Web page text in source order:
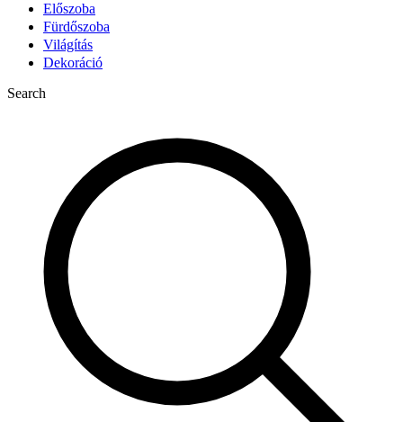
Előszoba
Fürdőszoba
Világítás
Dekoráció
Search